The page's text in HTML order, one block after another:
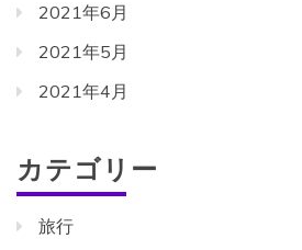
2021年6月
2021年5月
2021年4月
カテゴリー
旅行